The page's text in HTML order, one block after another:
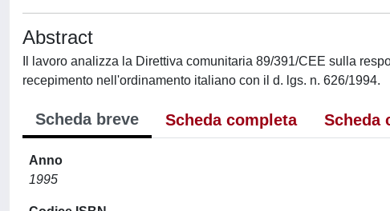
Abstract
Il lavoro analizza la Direttiva comunitaria 89/391/CEE sulla
recepimento nell'ordinamento italiano con il d. lgs. n. 626/1994.
Scheda breve Scheda completa Scheda
Anno
1995